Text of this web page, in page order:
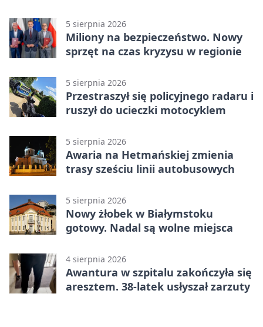
5 sierpnia 2026
Miliony na bezpieczeństwo. Nowy
sprzęt na czas kryzysu w regionie
5 sierpnia 2026
Przestraszył się policyjnego radaru i
ruszył do ucieczki motocyklem
5 sierpnia 2026
Awaria na Hetmańskiej zmienia
trasy sześciu linii autobusowych
5 sierpnia 2026
Nowy żłobek w Białymstoku
gotowy. Nadal są wolne miejsca
4 sierpnia 2026
Awantura w szpitalu zakończyła się
aresztem. 38-latek usłyszał zarzuty